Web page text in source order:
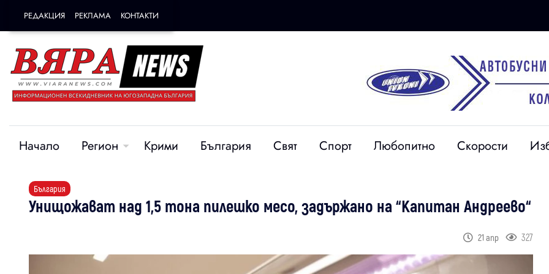
РЕДАКЦИЯ РЕКЛАМА КОНТАКТИ
Начало Регион Крими България Свят Спорт Любопитно Скорости
България
Унищожават над 1,5 тона пилешко месо, задържано на “Капитан Андреево“
21 апр 327